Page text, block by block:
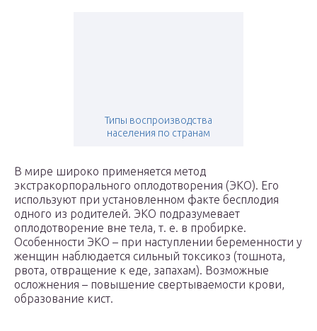
Типы воспроизводства
населения по странам
В мире широко применяется метод
экстракорпорального оплодотворения (ЭКО). Его
используют при установленном факте бесплодия
одного из родителей. ЭКО подразумевает
оплодотворение вне тела, т. е. в пробирке.
Особенности ЭКО – при наступлении беременности у
женщин наблюдается сильный токсикоз (тошнота,
рвота, отвращение к еде, запахам). Возможные
осложнения – повышение свертываемости крови,
образование кист.